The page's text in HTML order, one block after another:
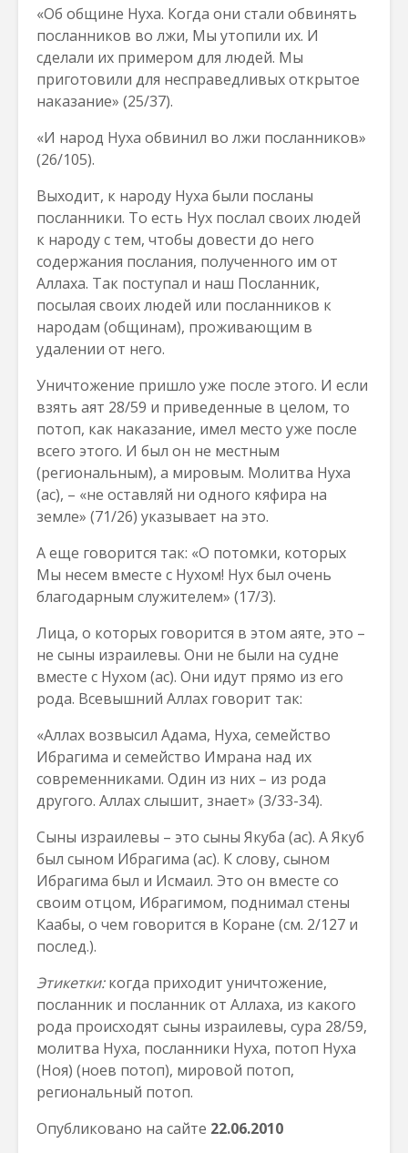
«Об общине Нуха. Когда они стали обвинять
посланников во лжи, Мы утопили их. И
сделали их примером для людей. Мы
приготовили для несправедливых открытое
наказание» (25/37).
«И народ Нуха обвинил во лжи посланников»
(26/105).
Выходит, к народу Нуха были посланы
посланники. То есть Нух послал своих людей
к народу с тем, чтобы довести до него
содержания послания, полученного им от
Аллаха. Так поступал и наш Посланник,
посылая своих людей или посланников к
народам (общинам), проживающим в
удалении от него.
Уничтожение пришло уже после этого. И если
взять аят 28/59 и приведенные в целом, то
потоп, как наказание, имел место уже после
всего этого. И был он не местным
(региональным), а мировым. Молитва Нуха
(ас), – «не оставляй ни одного кяфира на
земле» (71/26) указывает на это.
А еще говорится так: «О потомки, которых
Мы несем вместе с Нухом! Нух был очень
благодарным служителем» (17/3).
Лица, о которых говорится в этом аяте, это –
не сыны израилевы. Они не были на судне
вместе с Нухом (ас). Они идут прямо из его
рода. Всевышний Аллах говорит так:
«Аллах возвысил Адама, Нуха, семейство
Ибрагима и семейство Имрана над их
современниками. Один из них – из рода
другого. Аллах слышит, знает» (3/33-34).
Сыны израилевы – это сыны Якуба (ас). А Якуб
был сыном Ибрагима (ас). К слову, сыном
Ибрагима был и Исмаил. Это он вместе со
своим отцом, Ибрагимом, поднимал стены
Каабы, о чем говорится в Коране (см. 2/127 и
послед.).
Этикетки:когда приходит уничтожение,
посланник и посланник от Аллаха, из какого
рода происходят сыны израилевы, сура 28/59,
молитва Нуха, посланники Нуха, потоп Нуха
(Ноя) (ноев потоп), мировой потоп,
региональный потоп.
Опубликовано на сайте 22.06.2010